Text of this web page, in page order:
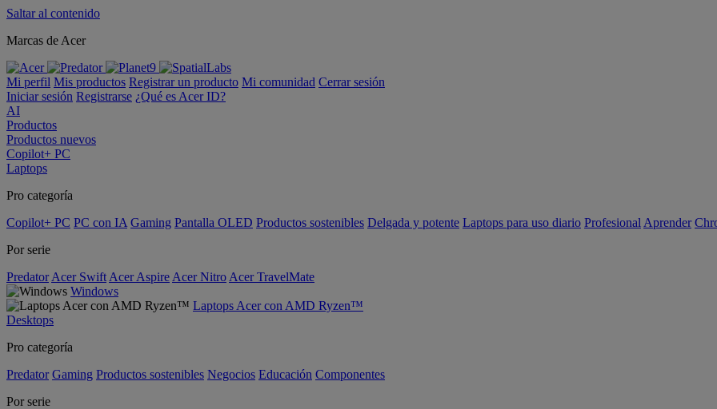
Saltar al contenido
Marcas de Acer
Mi perfil Mis productos Registrar un producto Mi comunidad Cerrar sesión
Iniciar sesión Registrarse ¿Qué es Acer ID?
AI
Productos
Productos nuevos
Copilot+ PC
Laptops
Pro categoría
Copilot+ PC PC con IA Gaming Pantalla OLED Productos sostenibles Delgada y potente Laptops para uso diario Profesional Aprender
Por serie
Predator Acer Swift Acer Aspire Acer Nitro Acer TravelMate
Windows
Laptops Acer con AMD Ryzen™
Desktops
Pro categoría
Predator Gaming Productos sostenibles Negocios Educación Componentes
Por serie